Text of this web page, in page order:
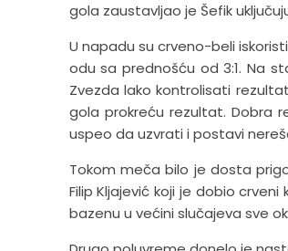
gola zaustavljao je Šefik
U napadu su crveno-beli
odu sa prednošću od 3:1. Na
Zvezda lako kontrolisati
gola prokreću rezultat. Dobra
uspeo da uzvrati i postavi
Tokom meča bilo je dosta
Filip Kljajević koji je dobio
bazenu u većini slučajeva sve